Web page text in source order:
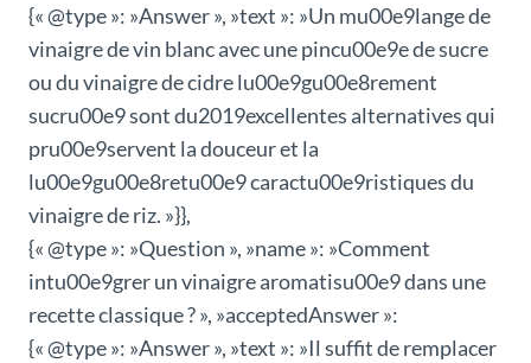
{« @type »: »Answer », »text »: »Un mu00e9lange de
vinaigre de vin blanc avec une pincu00e9e de sucre
ou du vinaigre de cidre lu00e9gu00e8rement
sucru00e9 sont du2019excellentes alternatives qui
pru00e9servent la douceur et la
lu00e9gu00e8retu00e9 caractu00e9ristiques du
vinaigre de riz. »}},
{« @type »: »Question », »name »: »Comment
intu00e9grer un vinaigre aromatisu00e9 dans une
recette classique ? », »acceptedAnswer »:
{« @type »: »Answer », »text »: »Il suffit de remplacer